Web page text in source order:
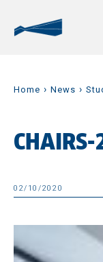
Home › News ›
02/10/2020